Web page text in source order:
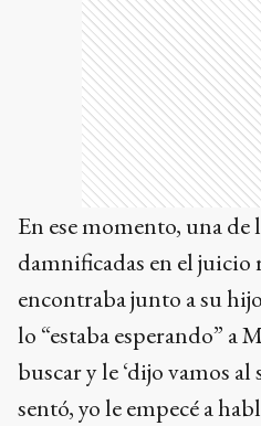
En ese momento, una de
damnificadas en el juicio
encontraba junto a su
lo “estaba esperando” a
buscar y le ‘dijo vamos al
sentó, yo le empecé a